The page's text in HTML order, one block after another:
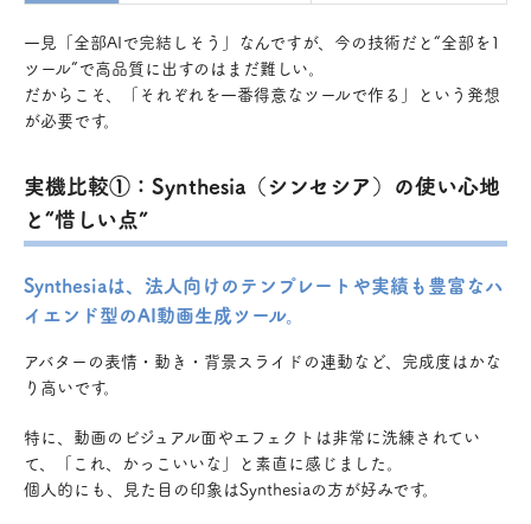
一見「全部AIで完結しそう」なんですが、今の技術だと“全部を1
ツール”で高品質に出すのはまだ難しい。
だからこそ、「それぞれを一番得意なツールで作る」という発想
が必要です。
実機比較①：Synthesia（シンセシア）の使い心地
と“惜しい点”
Synthesiaは、法人向けのテンプレートや実績も豊富なハ
イエンド型のAI動画生成ツール。
アバターの表情・動き・背景スライドの連動など、完成度はかな
り高いです。
特に、動画のビジュアル面やエフェクトは非常に洗練されてい
て、「これ、かっこいいな」と素直に感じました。
個人的にも、見た目の印象はSynthesiaの方が好みです。